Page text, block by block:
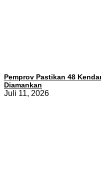
Pemprov Pastikan 48
Diamankan
Juli 11, 2026